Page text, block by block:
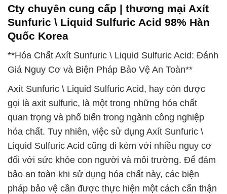
Cty chuyên cung cấp | thương mại Axít
Sunfuric \ Liquid Sulfuric Acid 98% Hàn
Quốc Korea
**Hóa Chất Axít Sunfuric \ Liquid Sulfuric Acid: Đánh
Giá Nguy Cơ và Biện Pháp Bảo Vệ An Toàn**
Axít Sunfuric \ Liquid Sulfuric Acid, hay còn được
gọi là axit sulfuric, là một trong những hóa chất
quan trọng và phổ biến trong ngành công nghiệp
hóa chất. Tuy nhiên, việc sử dụng Axít Sunfuric \
Liquid Sulfuric Acid cũng đi kèm với nhiều nguy cơ
đối với sức khỏe con người và môi trường. Để đảm
bảo an toàn khi sử dụng hóa chất này, các biện
pháp bảo vệ cần được thực hiện một cách cẩn thận